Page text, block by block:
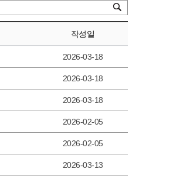
작성일
2026-03-18
2026-03-18
2026-03-18
2026-02-05
2026-02-05
2026-03-13